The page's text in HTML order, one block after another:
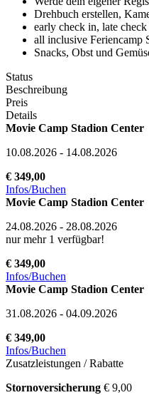
Drehbuch erstellen,
early check in, late
all inclusive Feriencamp
Snacks, Obst und
Status
Beschreibung
Preis
Details
Movie Camp Stadion Center
10.08.2026 - 14.08.2026
€ 349,00
Infos/Buchen
Movie Camp Stadion Center
24.08.2026 - 28.08.2026
nur mehr 1 verfügbar!
€ 349,00
Infos/Buchen
Movie Camp Stadion Center
31.08.2026 - 04.09.2026
€ 349,00
Infos/Buchen
Zusatzleistungen / Rabatte
Stornoversicherung € 9,00